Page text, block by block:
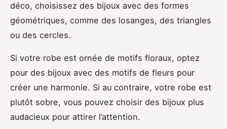
déco, choisissez des bijoux avec des formes
géométriques, comme des losanges, des triangles
ou des cercles.
Si votre robe est ornée de motifs floraux, optez
pour des bijoux avec des motifs de fleurs pour
créer une harmonie. Si au contraire, votre robe est
plutôt sobre, vous pouvez choisir des bijoux plus
audacieux pour attirer l’attention.